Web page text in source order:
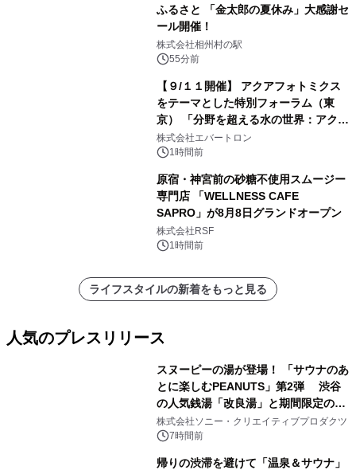
ふるさと 「金太郎の夏休み」大感謝セ
ール開催！
株式会社相州村の駅
55分前
【９/１１開催】 アクアフォトミクス
をテーマとした特別フォーラム（東
京） 「分野を超える水の世界：アクア
フォトミクスが切り拓く新しい科学の
地平」を開催
株式会社エバートロン
1時間前
原宿・神宮前の砂糖不使用スムージー
専門店 「WELLNESS CAFE
SAPRO」が8月8日グランドオープン
株式会社RSF
1時間前
ライフスタイルの新着をもっと見る
人気のプレスリリース
スヌーピーの湯が登場！ 「サウナのあ
とに楽しむPEANUTS」第2弾 渋谷
の人気銭湯「改良湯」と期間限定のコ
ラボレーション サウナイキタイコラ
ボグッズも発売決定！
株式会社ソニー・クリエイティブプロダクツ
7時間前
帰りの渋滞を避けて「温泉＆サウナ」